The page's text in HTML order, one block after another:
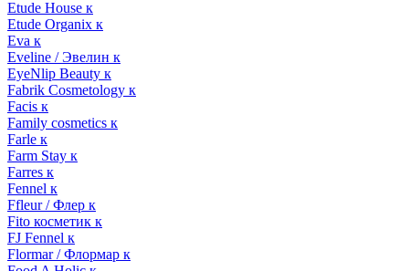
Etude House к
Etude Organix к
Eva к
Eveline / Эвелин к
EyeNlip Beauty к
Fabrik Cosmetology к
Facis к
Family cosmetics к
Farle к
Farm Stay к
Farres к
Fennel к
Ffleur / Флер к
Fito косметик к
FJ Fennel к
Flormar / Флормар к